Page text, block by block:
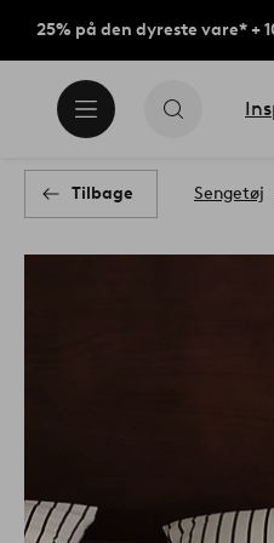
25% på den dyreste vare* +
Tilbage Sengetøj